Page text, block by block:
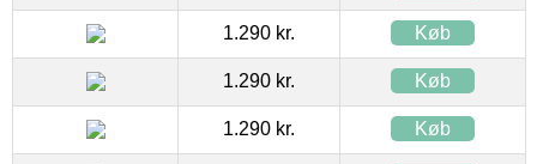
1.290 kr. Køb
1.290 kr. Køb
1.290 kr. Køb